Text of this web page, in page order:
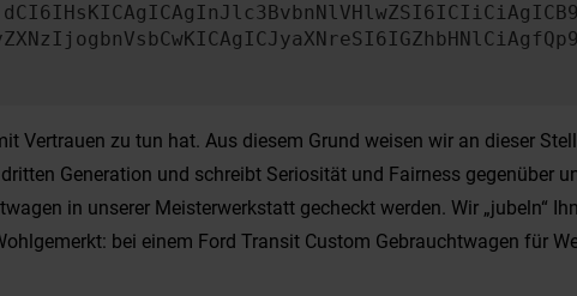
Vertrauen zu tun hat. Aus diesem Grund weisen wir an dieser
Generation und schreibt Seriosität und Fairness gegenüber
in unserer Meisterwerkstatt gecheckt werden. Wir „jubeln“
bei einem Ford Transit Custom Gebrauchtwagen für